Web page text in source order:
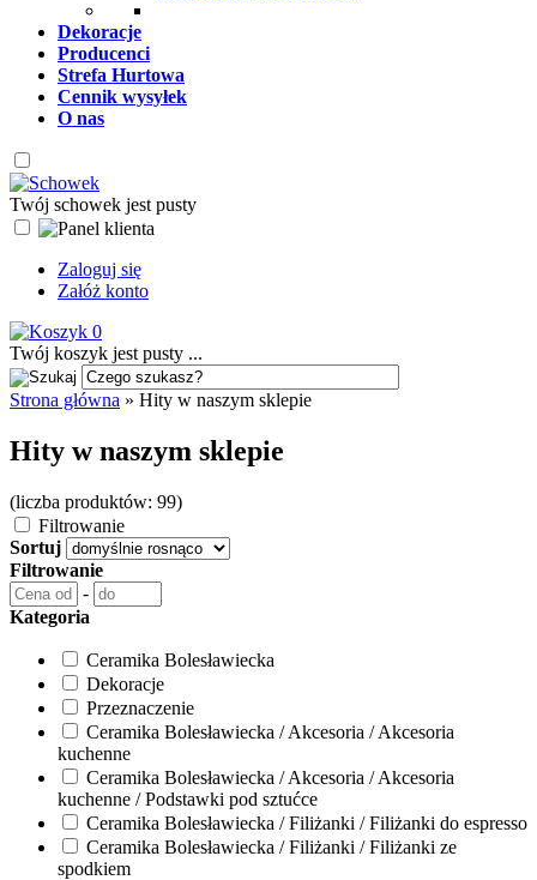
Dekoracje
Producenci
Strefa Hurtowa
Cennik wysyłek
O nas
Twój schowek jest pusty
Zaloguj się
Załóż konto
0
Twój koszyk jest pusty ...
Strona główna » Hity w naszym sklepie
Hity w naszym sklepie
(liczba produktów: 99)
Filtrowanie
Sortuj
Filtrowanie
-
Kategoria
Ceramika Bolesławiecka
Dekoracje
Przeznaczenie
Ceramika Bolesławiecka / Akcesoria / Akcesoria
kuchenne
Ceramika Bolesławiecka / Akcesoria / Akcesoria
kuchenne / Podstawki pod sztućce
Ceramika Bolesławiecka / Filiżanki / Filiżanki do espresso
Ceramika Bolesławiecka / Filiżanki / Filiżanki ze
spodkiem